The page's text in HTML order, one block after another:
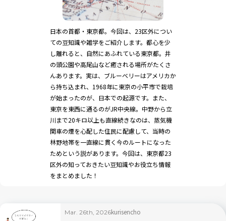
日本の首都・東京都。今回は、23区外につい
ての豆知識や雑学をご紹介します。都心を少
し離れると、自然にあふれている東京都。井
の頭公園や高尾山など癒される場所がたくさ
んあります。実は、ブルーベリーはアメリカか
ら持ち込まれ、1968年に東京の小平市で栽培
が始まったのが、日本での起源です。また、
東京を東西に通るのがJR中央線。中野から立
川まで20キロ以上も直線続きなのは、蒸気機
関車の煙を心配した住民に配慮して、当時の
林野地帯を一直線に貫く今のルートになった
ためという説があります。今回は、東京都23
区外の知っておきたい豆知識やお役立ち情報
をまとめました！
Mar. 26th, 2026kurisencho